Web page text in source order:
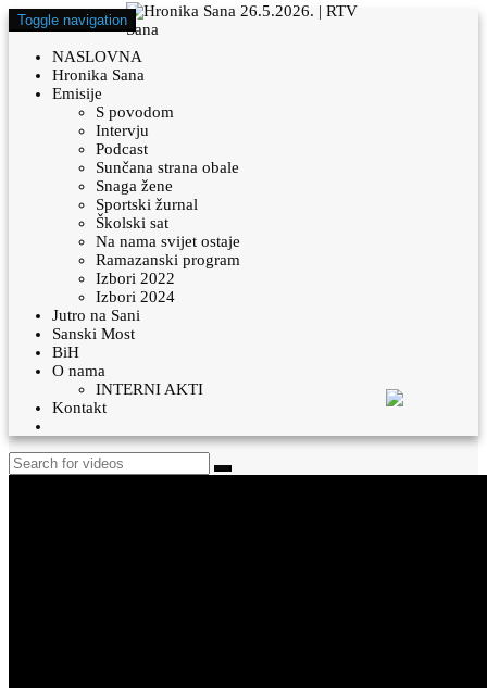
Toggle navigation
NASLOVNA
Hronika Sana
Emisije
S povodom
Intervju
Podcast
Sunčana strana obale
Snaga žene
Sportski žurnal
Školski sat
Na nama svijet ostaje
Ramazanski program
Izbori 2022
Izbori 2024
Jutro na Sani
Sanski Most
BiH
O nama
INTERNI AKTI
Kontakt